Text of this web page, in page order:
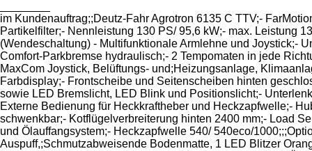
im Kundenauftrag;;Deutz-Fahr Agrotron 6135 C TTV;-
Partikelfilter;- Nennleistung 130 PS/ 95,6 kW;- max. Leistung
(Wendeschaltung) - Multifunktionale Armlehne und Joystick;-
Comfort-Parkbremse hydraulisch;- 2 Tempomaten in jede
MaxCom Joystick, Belüftungs- und;Heizungsanlage,
Farbdisplay;- Frontscheibe und Seitenscheiben hinten
sowie LED Bremslicht, LED Blink und Positionslicht;-
Externe Bedienung für Heckkraftheber und Heckzapfwelle;-
schwenkbar;- Kotflügelverbreiterung hinten 2400 mm;- Load
und Ölauffangsystem;- Heckzapfwelle 540/ 540eco/
Auspuff,;Schmutzabweisende Bodenmatte, 1 LED Blitzer